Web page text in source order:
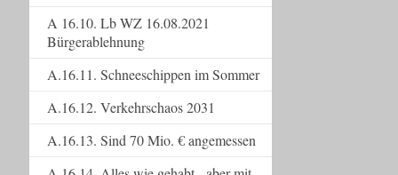
A 16.10. Lb WZ 16.08.2021
Bürgerablehnung
A.16.11. Schneeschippen im Sommer
A.16.12. Verkehrschaos 2031
A.16.13. Sind 70 Mio. € angemessen